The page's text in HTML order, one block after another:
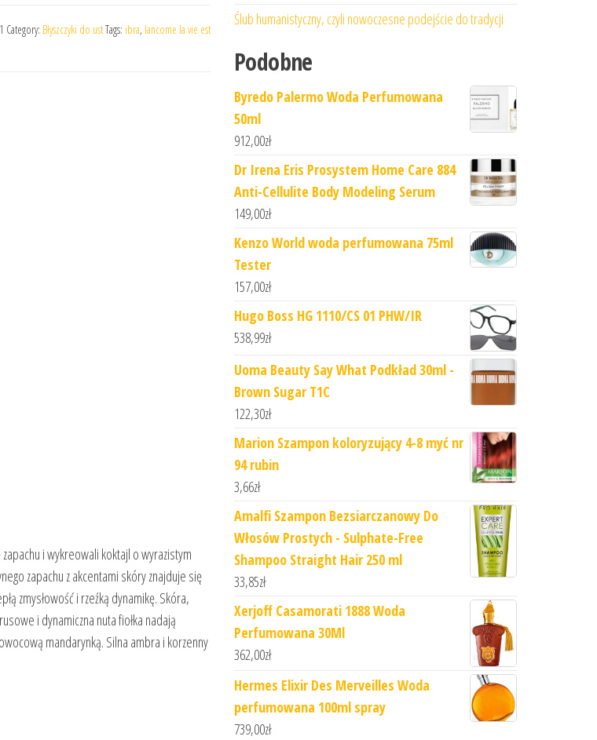
Category: Błyszczyki do ustTags: ibra, lancome la vie est
i wykreowali koktajl o wyrazistym
zapachu z akcentami skóry znajduje się
zmysłowość i rzeźką dynamikę. Skóra,
i dynamiczna nuta fiołka nadają
mandarynką. Silna ambra i korzenny
Ślub humanistyczny, czyli nowoczesne podejście do tradycji
Podobne
Byredo Palermo Woda Perfumowana
50ml
912,00zł
Dr Irena Eris Prosystem Home Care 884
Anti-Cellulite Body Modeling Serum
149,00zł
Kenzo World woda perfumowana 75ml
Tester
157,00zł
Hugo Boss HG 1110/CS 01 PHW/IR
538,99zł
Uoma Beauty Say What Podkład 30ml -
Brown Sugar T1C
122,30zł
Marion Szampon koloryzujący 4-8 myć nr
94 rubin
3,66zł
Amalfi Szampon Bezsiarczanowy Do
Włosów Prostych - Sulphate-Free
Shampoo Straight Hair 250 ml
33,85zł
Xerjoff Casamorati 1888 Woda
Perfumowana 30Ml
362,00zł
Hermes Elixir Des Merveilles Woda
perfumowana 100ml spray
739,00zł